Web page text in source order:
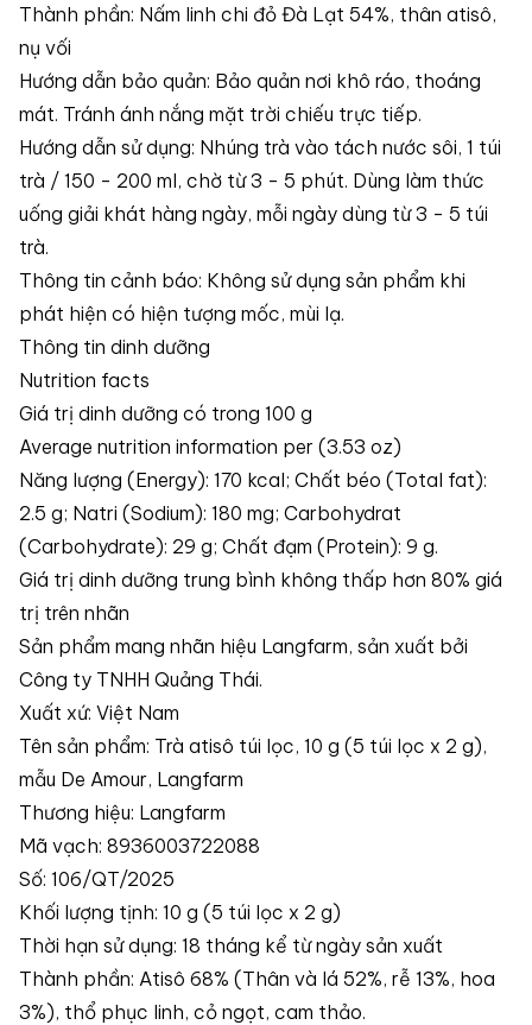
Thành phần: Nấm linh chi đỏ Đà Lạt 54%, thân atisô,
nụ vối
Hướng dẫn bảo quản: Bảo quản nơi khô ráo, thoáng
mát. Tránh ánh nắng mặt trời chiếu trực tiếp.
Hướng dẫn sử dụng: Nhúng trà vào tách nước sôi, 1 túi
trà / 150 - 200 ml, chờ từ 3 - 5 phút. Dùng làm thức
uống giải khát hàng ngày, mỗi ngày dùng từ 3 - 5 túi
trà.
Thông tin cảnh báo: Không sử dụng sản phẩm khi
phát hiện có hiện tượng mốc, mùi lạ.
Thông tin dinh dưỡng
Nutrition facts
Giá trị dinh dưỡng có trong 100 g
Average nutrition information per (3.53 oz)
Năng lượng (Energy): 170 kcal; Chất béo (Total fat):
2.5 g; Natri (Sodium): 180 mg; Carbohydrat
(Carbohydrate): 29 g; Chất đạm (Protein): 9 g.
Giá trị dinh dưỡng trung bình không thấp hơn 80% giá
trị trên nhãn
Sản phẩm mang nhãn hiệu Langfarm, sản xuất bởi
Công ty TNHH Quảng Thái.
Xuất xứ: Việt Nam
Tên sản phẩm: Trà atisô túi lọc, 10 g (5 túi lọc x 2 g),
mẫu De Amour, Langfarm
Thương hiệu: Langfarm
Mã vạch: 8936003722088
Số: 106/QT/2025
Khối lượng tịnh: 10 g (5 túi lọc x 2 g)
Thời hạn sử dụng: 18 tháng kể từ ngày sản xuất
Thành phần: Atisô 68% (Thân và lá 52%, rễ 13%, hoa
3%), thổ phục linh, cỏ ngọt, cam thảo.